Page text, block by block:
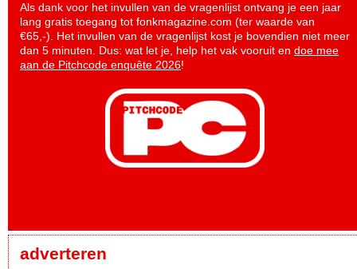
Als dank voor het invullen van de vragenlijst ontvang je een jaar
lang gratis toegang tot fonkmagazine.com (ter waarde van
€65,-). Het invullen van de vragenlijst kost je bovendien niet meer
dan 5 minuten. Dus: wat let je, help het vak vooruit en doe mee
aan de Pitchcode enquête 2026!
adverteren